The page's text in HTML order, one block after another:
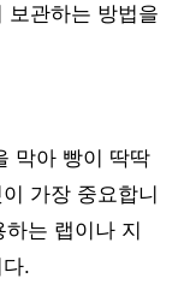
보관하는 방법을
막아 빵이 딱딱
가장 중요합니
는 랩이나 지
.